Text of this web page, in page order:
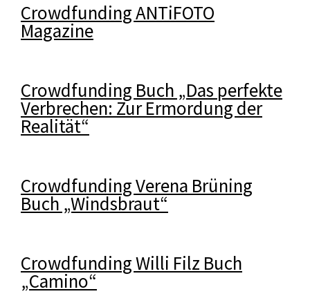
Crowdfunding ANTiFOTO
Magazine
Crowdfunding Buch „Das perfekte
Verbrechen: Zur Ermordung der
Realität“
Crowdfunding Verena Brüning
Buch „Windsbraut“
Crowdfunding Willi Filz Buch
„Camino“